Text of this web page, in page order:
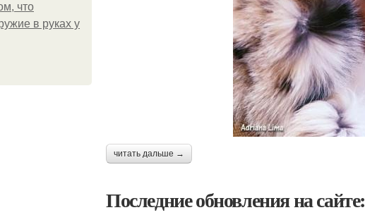
что
в руках у
читать дальше →
Последние обновления на сайте: